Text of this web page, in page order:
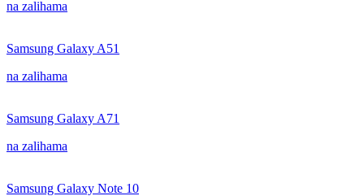
na zalihama
Samsung Galaxy A51
na zalihama
Samsung Galaxy A71
na zalihama
Samsung Galaxy Note 10